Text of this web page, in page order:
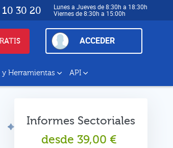
30 20
Lunes a Jueves de 8:30h a 18:30h
Viernes de 8:30h a 15:00h
ACCEDER
Herramientas API
Informes Sectoriales
desde 39,00 €